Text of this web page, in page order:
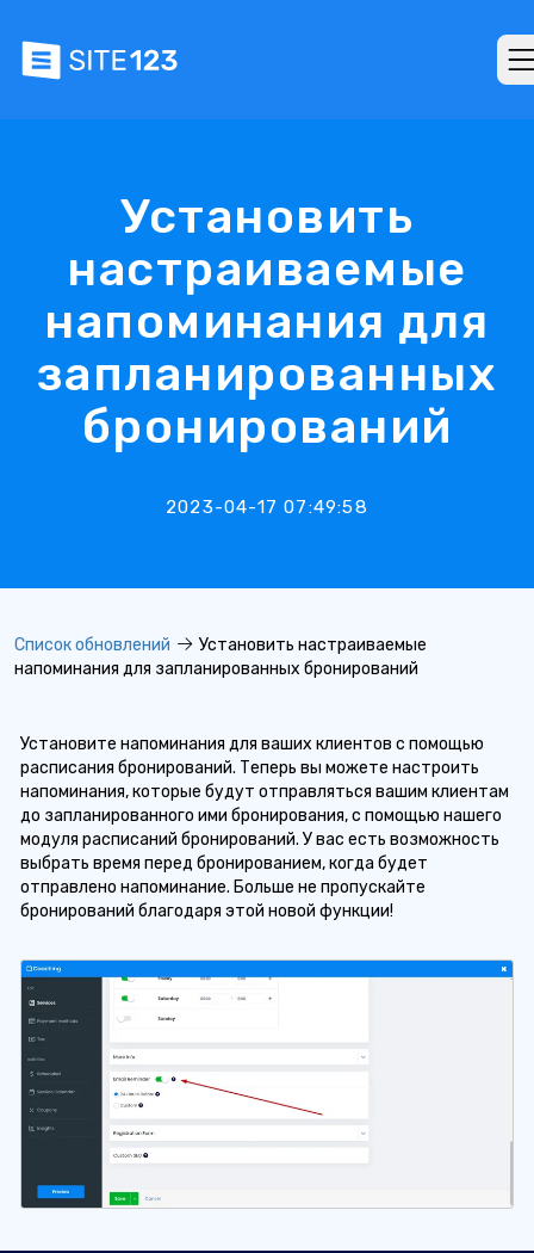
Установить
настраиваемые
напоминания для
запланированных
бронирований
2023-04-17 07:49:58
Список обновлений
Установить настраиваемые
напоминания для запланированных бронирований
Установите напоминания для ваших клиентов с помощью
расписания бронирований. Теперь вы можете настроить
напоминания, которые будут отправляться вашим клиентам
до запланированного ими бронирования, с помощью нашего
модуля расписаний бронирований. У вас есть возможность
выбрать время перед бронированием, когда будет
отправлено напоминание. Больше не пропускайте
бронирований благодаря этой новой функции!